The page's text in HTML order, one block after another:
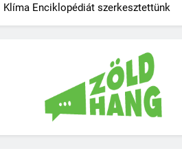
Klíma Enciklopédiát szerkesztettünk